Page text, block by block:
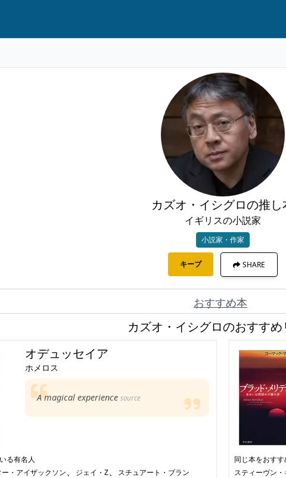
カズオ・イシグロの推し
イギリスの小説家
小説家・作家
キープ SHARE
おすすめ本
カズオ・イシグロのおすすめ
オデュッセイア
ホメロス
A magical experience source
る有名人
・アイザックソン、 ジェイ・Z、
スチュアート・ブラン
同じ本をおす
スティーヴン